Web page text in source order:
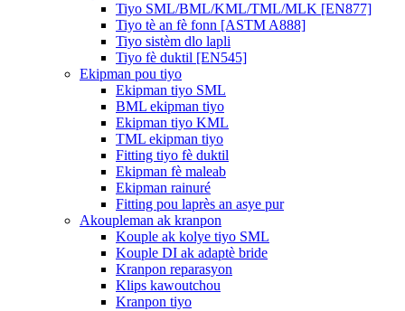
Tiyo SML/BML/KML/TML/MLK [EN877]
Tiyo tè an fè fonn [ASTM A888]
Tiyo sistèm dlo lapli
Tiyo fè duktil [EN545]
Ekipman pou tiyo
Ekipman tiyo SML
BML ekipman tiyo
Ekipman tiyo KML
TML ekipman tiyo
Fitting tiyo fè duktil
Ekipman fè maleab
Ekipman rainuré
Fitting pou laprès an asye pur
Akoupleman ak kranpon
Kouple ak kolye tiyo SML
Kouple DI ak adaptè bride
Kranpon reparasyon
Klips kawoutchou
Kranpon tiyo